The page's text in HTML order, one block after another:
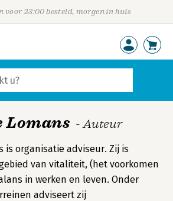
voor 23:00 besteld, morgen in huis
Lomans - Auteur
is organisatie adviseur. Zij is
van vitaliteit, (het voorkomen
in werken en leven. Onder
adviseert zij